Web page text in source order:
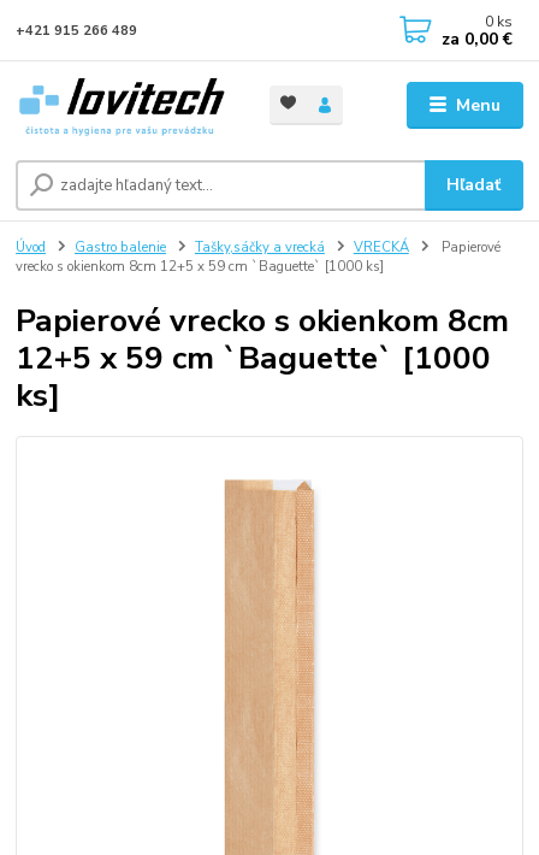
Menu
Hľadať
+421 915 266 489 0 ks
za 0,00 €
Úvod Gastro balenie Tašky,sáčky a vrecká VRECKÁ
Papierové
vrecko s okienkom 8cm 12+5 x 59 cm `Baguette` [1000 ks]
Papierové vrecko s okienkom 8cm
12+5 x 59 cm `Baguette` [1000
ks]